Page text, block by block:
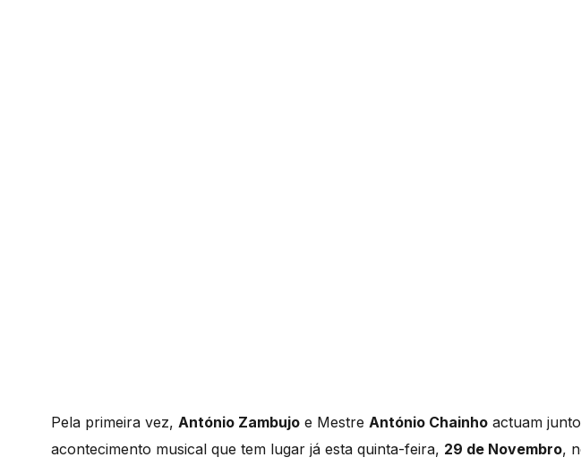
Pela primeira vez, António Zambujo e Mestre António Chainho actuam
acontecimento musical que tem lugar já esta quinta-feira, 29 de Novembro,